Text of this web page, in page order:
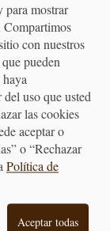
48H
para mostrar
Compartimos
con nuestros
pueden
uso que usted
las cookies
aceptar o
o “Rechazar
Política de
Aceptar todas